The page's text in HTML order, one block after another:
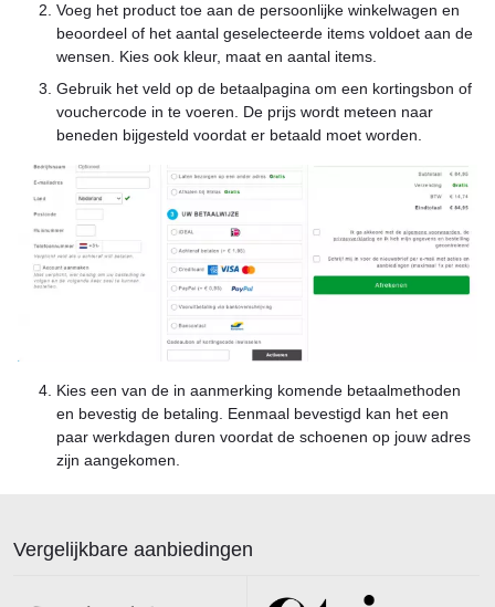
Voeg het product toe aan de persoonlijke winkelwagen en
beoordeel of het aantal geselecteerde items voldoet aan de
wensen. Kies ook kleur, maat en aantal items.
Gebruik het veld op de betaalpagina om een kortingsbon of
vouchercode in te voeren. De prijs wordt meteen naar
beneden bijgesteld voordat er betaald moet worden.
Kies een van de in aanmerking komende betaalmethoden
en bevestig de betaling. Eenmaal bevestigd kan het een
paar werkdagen duren voordat de schoenen op jouw adres
zijn aangekomen.
Vergelijkbare aanbiedingen